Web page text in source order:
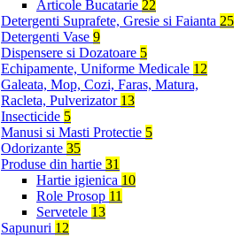
Articole Bucatarie 22
Detergenti Suprafete, Gresie si Faianta 25
Detergenti Vase 9
Dispensere si Dozatoare 5
Echipamente, Uniforme Medicale 12
Galeata, Mop, Cozi, Faras, Matura,
Racleta, Pulverizator 13
Insecticide 5
Manusi si Masti Protectie 5
Odorizante 35
Produse din hartie 31
Hartie igienica 10
Role Prosop 11
Servetele 13
Sapunuri 12